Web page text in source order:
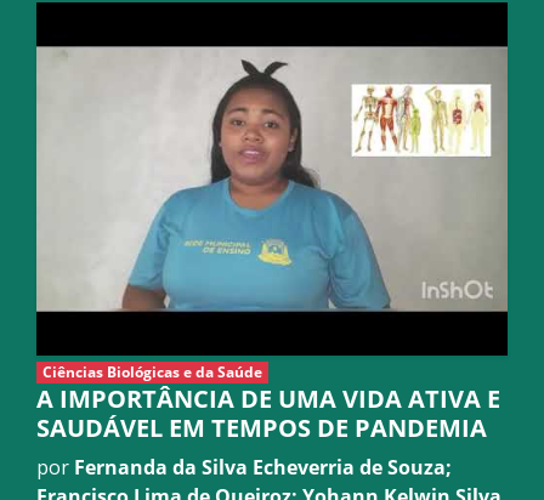
Ciências Biológicas e da Saúde
A IMPORTÂNCIA DE UMA VIDA ATIVA E
SAUDÁVEL EM TEMPOS DE PANDEMIA
por Fernanda da Silva Echeverria de Souza;